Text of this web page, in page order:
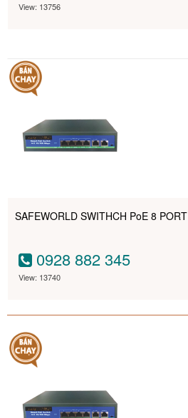
View: 13756
SAFEWORLD SWITHCH PoE 8 PORT
0928 882 345
View: 13740